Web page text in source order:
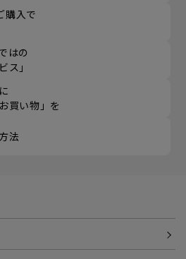
購入で
はの
ス」
買い物」を
法